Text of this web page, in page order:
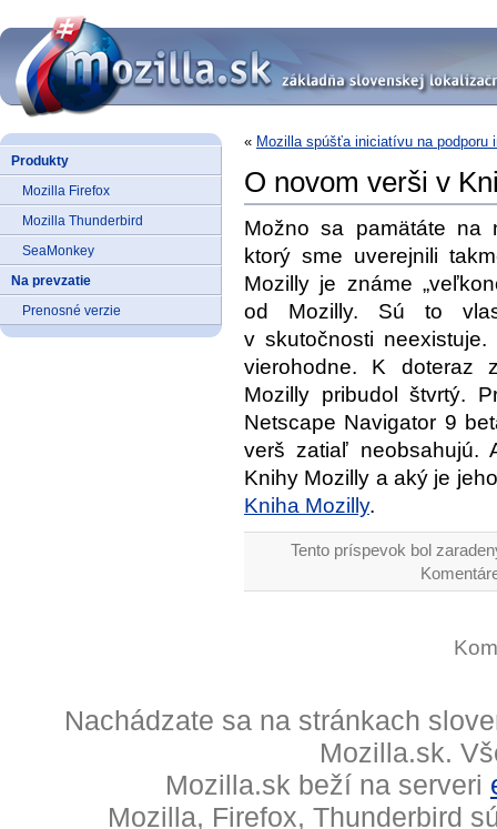
Produkty
Mozilla Firefox
Mozilla Thunderbird
SeaMonkey
Na prevzatie
Prenosné verzie
« Mozilla spúšťa iniciatívu na podporu
O novom verši v
Možno sa pamätáte
ktorý sme uverejnili
Mozilly je známe
od Mozilly. Sú to
v skutočnosti
vierohodne. K doteraz
Mozilly pribudol štvrtý.
Netscape Navigator 9
verš zatiaľ neobsahujú.
Knihy Mozilly a aký je
Kniha Mozilly.
Tento príspevok bol
Nachádzate sa na stránkach
Mozilla.sk.
Mozilla.sk beží na serveri
Mozilla, Firefox, Thunderbird